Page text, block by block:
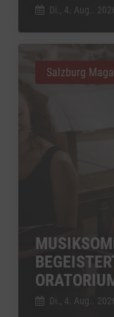
Di., 4. Aug..
Di., 4. Aug..
Salzburg